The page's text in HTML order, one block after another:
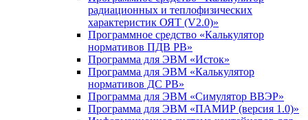
радиационных и теплофизических
характеристик ОЯТ (V2.0)»
Программное средство «Калькулятор
нормативов ПДВ РВ»
Программа для ЭВМ «Исток»
Программа для ЭВМ «Калькулятор
нормативов ДС РВ»
Программа для ЭВМ «Симулятор ВВЭР»
Программа для ЭВМ «ПАМИР (версия 1.0)»